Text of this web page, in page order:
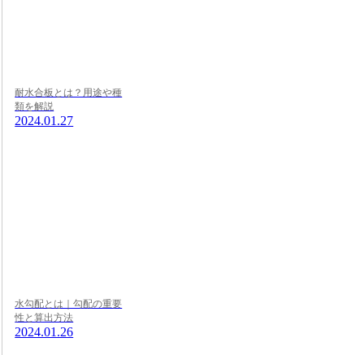
耐水合板とは？用途や種
類を解説
2024.01.27
水勾配とは｜勾配の重要
性と算出方法
2024.01.26